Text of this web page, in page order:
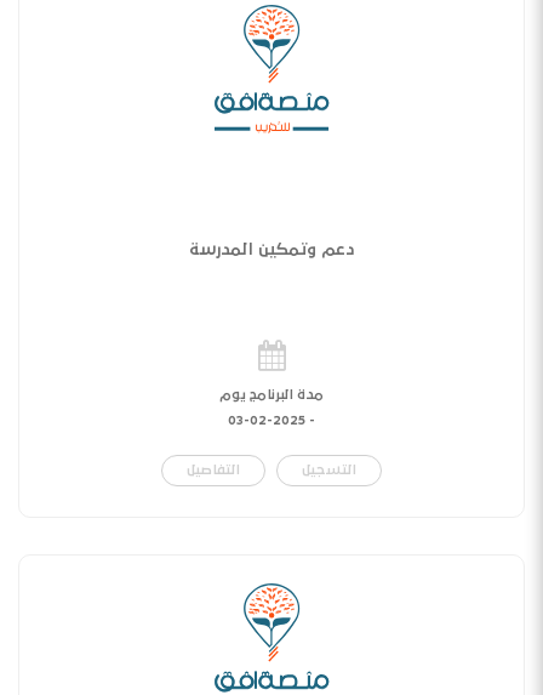
دعم وتمكين المدرسة
مدة البرنامج يوم
-
03-02-2025
التسجيل التفاصيل